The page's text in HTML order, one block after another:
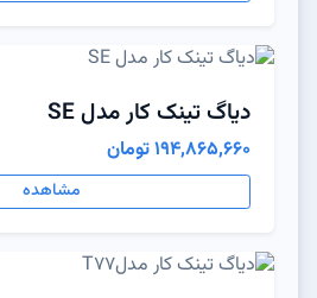
دیاگ تینک کار مدل SE
194,865,660 تومان
مشاهده